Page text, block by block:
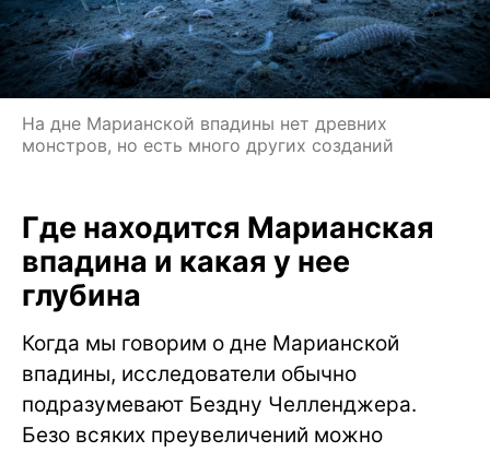
На дне Марианской впадины нет древних
монстров, но есть много других созданий
Где находится Марианская
впадина и какая у нее
глубина
Когда мы говорим о дне Марианской
впадины, исследователи обычно
подразумевают Бездну Челленджера.
Безо всяких преувеличений можно